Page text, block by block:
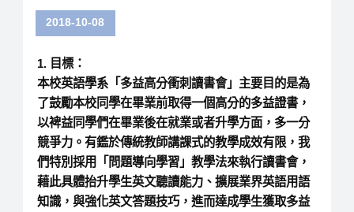
2018-10-08
1. 目標：
本校英語學系「多益高分衝刺讀書會」主要目的是為
了鼓勵本校同學在畢業前取得一個高分的多益證書，
以裨益同學們在畢業後在就業或者升學方面，多一分
競爭力。有鑑於傳統教師講課式的教學成效有限，我
們特別採用「問題導向學習」教學法來執行讀書會，
藉此具體抬升學生英文聽讀能力、擴展業界英語用語
知識，與強化英文答題技巧，進而達成學生獲取多益